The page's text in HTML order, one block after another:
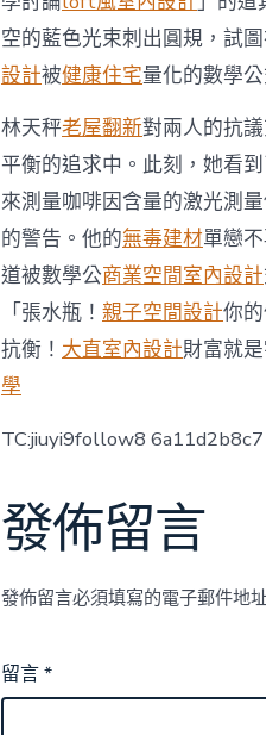
空的藍色光束刺出圓規，試
設計被健康住宅量化的數學公
林天秤老屋翻新對兩人的抗
平衡的追求中。此刻，她看
來測量咖啡因含量的激光測
的警告。他的無毒建材單戀
道被數學公商業空間室內設計
「張水瓶！ 親子空間設計你
抗衡！ 大直室內設計財富就
學
TC:jiuyi9follow8
發佈留言
發佈留言必須填寫的電子郵件地
留言*